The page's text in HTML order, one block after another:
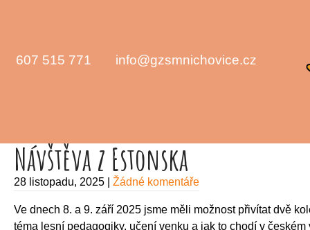
607 515 771 info@gzsmnichovice.cz
Návštěva z Estonska
28 listopadu, 2025 Žádné komentáře
Ve dnech 8. a 9. září 2025 jsme měli možnost přivítat dvě
téma lesní pedagogiky, učení venku a jak to chodí v